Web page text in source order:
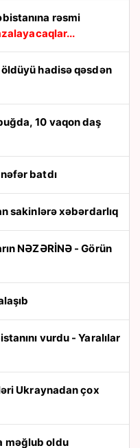
batdı
sakinlərə xəbərdarlıq
məğlub oldu